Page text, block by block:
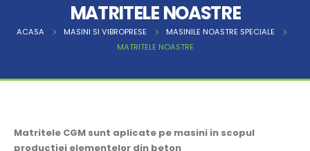
MATRITELE NOASTRE
ACASA MASINI SI VIBROPRESE
MASINILE NOASTRE SPECIALE
MATRITELE NOASTRE
Matritele CGM sunt aplicate pe masini in scopul
productiei elementelor din beton